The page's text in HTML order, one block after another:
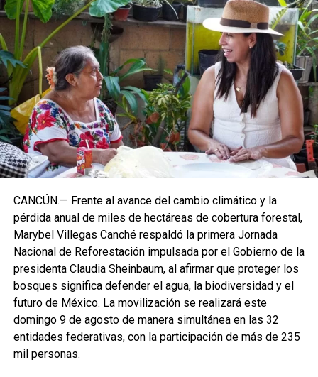
CANCÚN.— Frente al avance del cambio climático y la
pérdida anual de miles de hectáreas de cobertura forestal,
Marybel Villegas Canché respaldó la primera Jornada
Nacional de Reforestación impulsada por el Gobierno de la
presidenta Claudia Sheinbaum, al afirmar que proteger los
bosques significa defender el agua, la biodiversidad y el
futuro de México. La movilización se realizará este
domingo 9 de agosto de manera simultánea en las 32
entidades federativas, con la participación de más de 235
mil personas.